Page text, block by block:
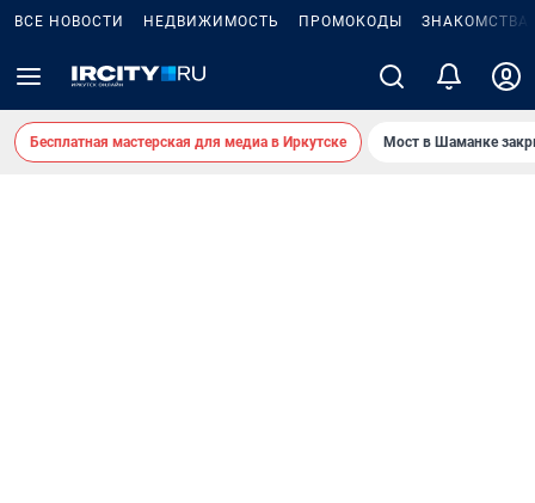
ВСЕ НОВОСТИ НЕДВИЖИМОСТЬ ПРОМОКОДЫ ЗНАКОМСТВА
Бесплатная мастерская для медиа в Иркутске Мост в Шаманке